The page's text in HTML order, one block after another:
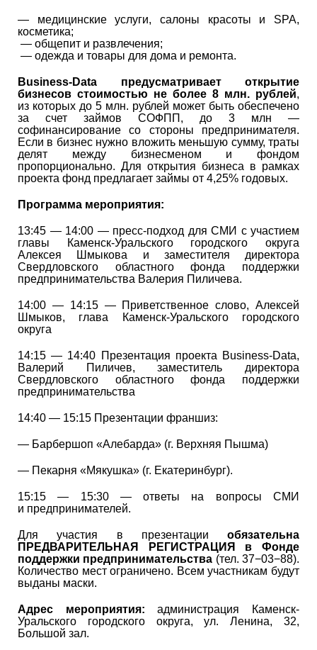
— медицинские услуги, салоны красоты и SPA,
косметика;
— общепит и развлечения;
— одежда и товары для дома и ремонта.
Business-Data предусматривает открытие
бизнесов стоимостью не более 8 млн. рублей,
из которых до 5 млн. рублей может быть обеспечено
за счет займов СОФПП, до 3 млн —
софинансирование со стороны предпринимателя.
Если в бизнес нужно вложить меньшую сумму, траты
делят между бизнесменом и фондом
пропорционально. Для открытия бизнеса в рамках
проекта фонд предлагает займы от 4,25% годовых.
Программа мероприятия:
13:45 — 14:00 — пресс-подход для СМИ с участием
главы Каменск-Уральского городского округа
Алексея Шмыкова и заместителя директора
Свердловского областного фонда поддержки
предпринимательства Валерия Пиличева.
14:00 — 14:15 — Приветственное слово, Алексей
Шмыков, глава Каменск-Уральского городского
округа
14:15 — 14:40 Презентация проекта Business-Data,
Валерий Пиличев, заместитель директора
Свердловского областного фонда поддержки
предпринимательства
14:40 — 15:15 Презентации франшиз:
— Барбершоп «Алебарда» (г. Верхняя Пышма)
— Пекарня «Мякушка» (г. Екатеринбург).
15:15 — 15:30 — ответы на вопросы СМИ
и предпринимателей.
Для участия в презентации обязательна
ПРЕДВАРИТЕЛЬНАЯ РЕГИСТРАЦИЯ в Фонде
поддержки предпринимательства (тел. 37−03−88).
Количество мест ограничено. Всем участникам будут
выданы маски.
Адрес мероприятия: администрация Каменск-
Уральского городского округа, ул. Ленина, 32,
Большой зал.